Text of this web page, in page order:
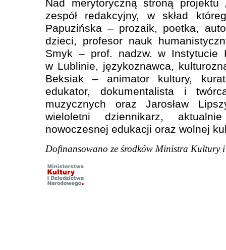
Nad merytoryczną stroną projektu
zespół redakcyjny, w skład
Papuzińska – prozaik, poetka,
dzieci, profesor nauk
Smyk – prof. nadzw. w Instytucie
w Lublinie, językoznawca,
Beksiak – animator kultury,
edukator, dokumentalista i
muzycznych oraz Jarosław
wieloletni dziennikarz,
nowoczesnej edukacji oraz wolnej
Dofinansowano ze środków Ministra Kultury